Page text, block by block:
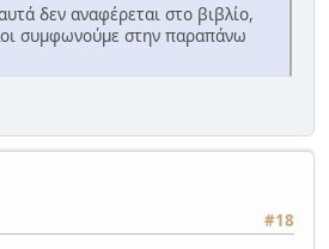
δεν αναφέρεται στο βιβλίο,
συμφωνούμε στην παραπάνω
#18